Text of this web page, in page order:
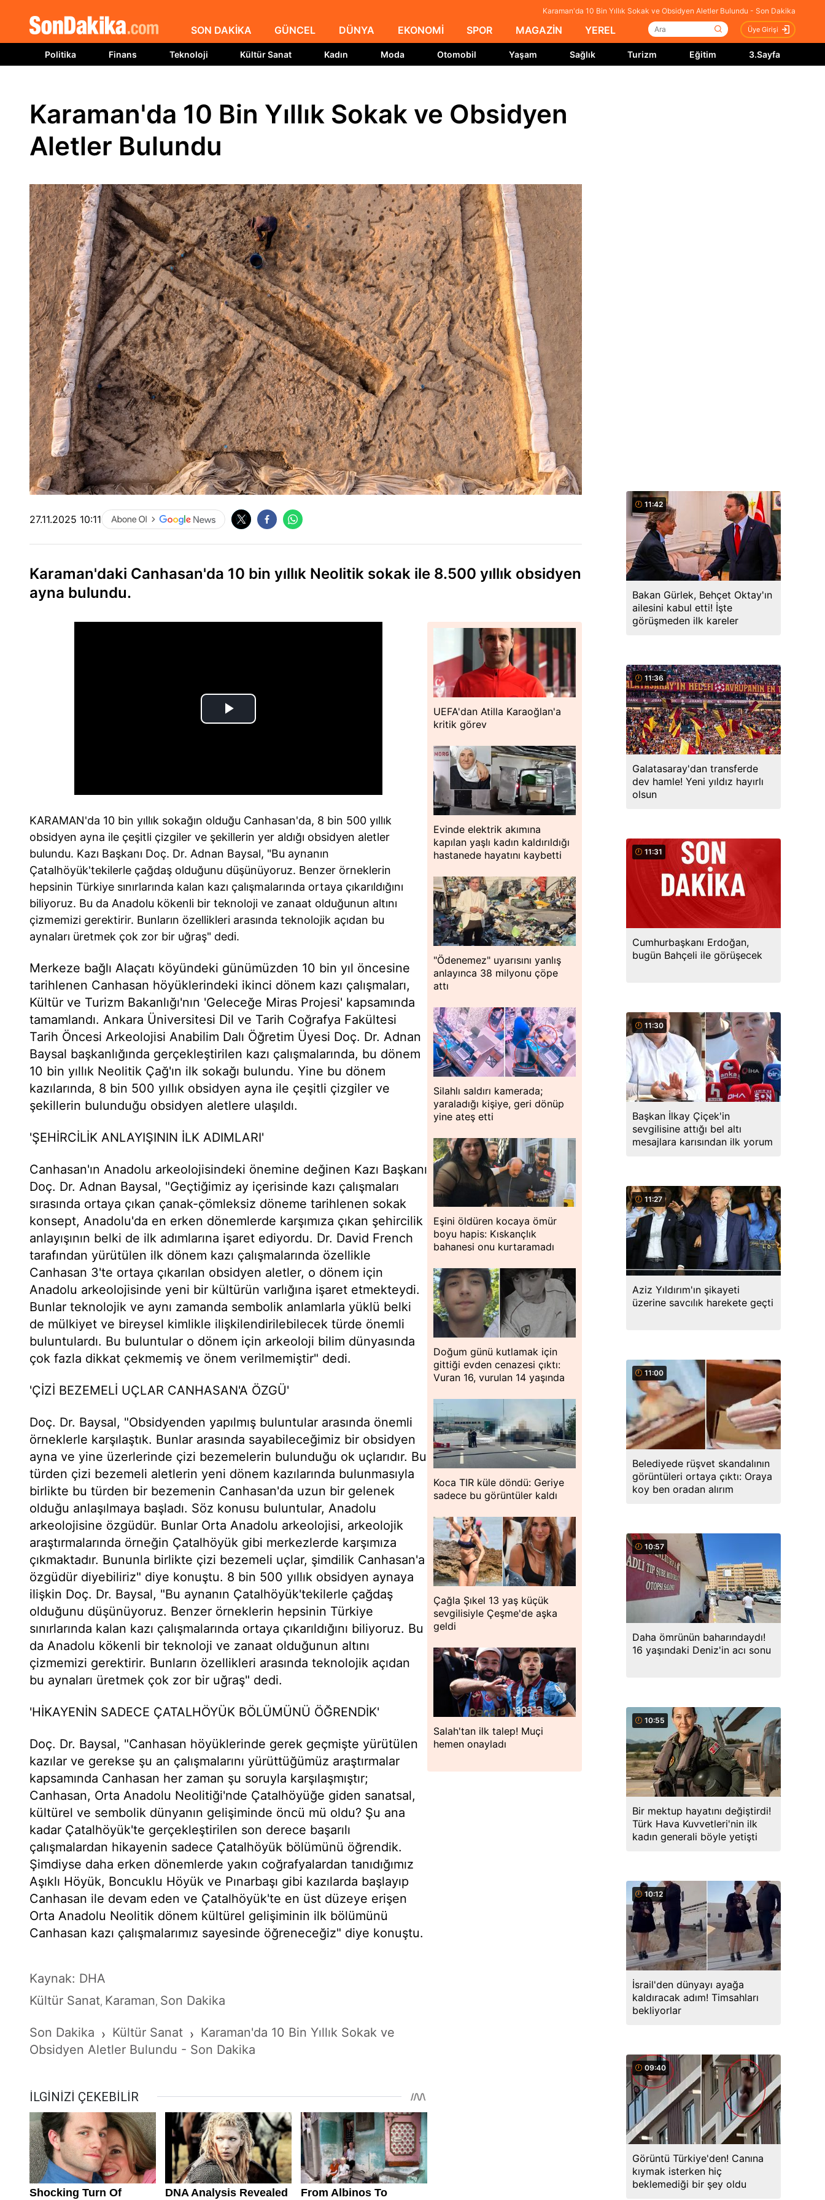
Karaman'da 10 Bin Yıllık Sokak ve Obsidyen Aletler Bulundu - Son Dakika
SON DAKİKA GÜNCEL DÜNYA EKONOMİ SPOR MAGAZİN YEREL Üye Girişi
Politika Finans Teknoloji Kültür Sanat Kadın Moda Otomobil Yaşam Sağlık Turizm Eğitim 3.Sayfa
Karaman'da 10 Bin Yıllık Sokak ve Obsidyen
Aletler Bulundu
27.11.2025 10:11
Karaman'daki Canhasan'da 10 bin yıllık Neolitik sokak ile 8.500 yıllık obsidyen
ayna bulundu.
KARAMAN'da 10 bin yıllık sokağın olduğu Canhasan'da, 8 bin 500 yıllık
obsidyen ayna ile çeşitli çizgiler ve şekillerin yer aldığı obsidyen aletler
bulundu. Kazı Başkanı Doç. Dr. Adnan Baysal, "Bu aynanın
Çatalhöyük'tekilerle çağdaş olduğunu düşünüyoruz. Benzer örneklerin
hepsinin Türkiye sınırlarında kalan kazı çalışmalarında ortaya çıkarıldığını
biliyoruz. Bu da Anadolu kökenli bir teknoloji ve zanaat olduğunun altını
çizmemizi gerektirir. Bunların özellikleri arasında teknolojik açıdan bu
aynaları üretmek çok zor bir uğraş" dedi.
Merkeze bağlı Alaçatı köyündeki günümüzden 10 bin yıl öncesine
tarihlenen Canhasan höyüklerindeki ikinci dönem kazı çalışmaları,
Kültür ve Turizm Bakanlığı'nın 'Geleceğe Miras Projesi' kapsamında
tamamlandı. Ankara Üniversitesi Dil ve Tarih Coğrafya Fakültesi
Tarih Öncesi Arkeolojisi Anabilim Dalı Öğretim Üyesi Doç. Dr. Adnan
Baysal başkanlığında gerçekleştirilen kazı çalışmalarında, bu dönem
10 bin yıllık Neolitik Çağ'ın ilk sokağı bulundu. Yine bu dönem
kazılarında, 8 bin 500 yıllık obsidyen ayna ile çeşitli çizgiler ve
şekillerin bulunduğu obsidyen aletlere ulaşıldı.
'ŞEHİRCİLİK ANLAYIŞININ İLK ADIMLARI'
Canhasan'ın Anadolu arkeolojisindeki önemine değinen Kazı Başkanı
Doç. Dr. Adnan Baysal, "Geçtiğimiz ay içerisinde kazı çalışmaları
sırasında ortaya çıkan çanak-çömleksiz döneme tarihlenen sokak
konsept, Anadolu'da en erken dönemlerde karşımıza çıkan şehircilik
anlayışının belki de ilk adımlarına işaret ediyordu. Dr. David French
tarafından yürütülen ilk dönem kazı çalışmalarında özellikle
Canhasan 3'te ortaya çıkarılan obsidyen aletler, o dönem için
Anadolu arkeolojisinde yeni bir kültürün varlığına işaret etmekteydi.
Bunlar teknolojik ve aynı zamanda sembolik anlamlarla yüklü belki
de mülkiyet ve bireysel kimlikle ilişkilendirilebilecek türde önemli
buluntulardı. Bu buluntular o dönem için arkeoloji bilim dünyasında
çok fazla dikkat çekmemiş ve önem verilmemiştir" dedi.
'ÇİZİ BEZEMELİ UÇLAR CANHASAN'A ÖZGÜ'
Doç. Dr. Baysal, "Obsidyenden yapılmış buluntular arasında önemli
örneklerle karşılaştık. Bunlar arasında sayabileceğimiz bir obsidyen
ayna ve yine üzerlerinde çizi bezemelerin bulunduğu ok uçlarıdır. Bu
türden çizi bezemeli aletlerin yeni dönem kazılarında bulunmasıyla
birlikte bu türden bir bezemenin Canhasan'da uzun bir gelenek
olduğu anlaşılmaya başladı. Söz konusu buluntular, Anadolu
arkeolojisine özgüdür. Bunlar Orta Anadolu arkeolojisi, arkeolojik
araştırmalarında örneğin Çatalhöyük gibi merkezlerde karşımıza
çıkmaktadır. Bununla birlikte çizi bezemeli uçlar, şimdilik Canhasan'a
özgüdür diyebiliriz" diye konuştu. 8 bin 500 yıllık obsidyen aynaya
ilişkin Doç. Dr. Baysal, "Bu aynanın Çatalhöyük'tekilerle çağdaş
olduğunu düşünüyoruz. Benzer örneklerin hepsinin Türkiye
sınırlarında kalan kazı çalışmalarında ortaya çıkarıldığını biliyoruz. Bu
da Anadolu kökenli bir teknoloji ve zanaat olduğunun altını
çizmemizi gerektirir. Bunların özellikleri arasında teknolojik açıdan
bu aynaları üretmek çok zor bir uğraş" dedi.
'HİKAYENİN SADECE ÇATALHÖYÜK BÖLÜMÜNÜ ÖĞRENDİK'
Doç. Dr. Baysal, "Canhasan höyüklerinde gerek geçmişte yürütülen
kazılar ve gerekse şu an çalışmalarını yürüttüğümüz araştırmalar
kapsamında Canhasan her zaman şu soruyla karşılaşmıştır;
Canhasan, Orta Anadolu Neolitiği'nde Çatalhöyüğe giden sanatsal,
kültürel ve sembolik dünyanın gelişiminde öncü mü oldu? Şu ana
kadar Çatalhöyük'te gerçekleştirilen son derece başarılı
çalışmalardan hikayenin sadece Çatalhöyük bölümünü öğrendik.
Şimdiyse daha erken dönemlerde yakın coğrafyalardan tanıdığımız
Aşıklı Höyük, Boncuklu Höyük ve Pınarbaşı gibi kazılarda başlayıp
Canhasan ile devam eden ve Çatalhöyük'te en üst düzeye erişen
Orta Anadolu Neolitik dönem kültürel gelişiminin ilk bölümünü
Canhasan kazı çalışmalarımız sayesinde öğreneceğiz" diye konuştu.
Kaynak: DHA
Kültür Sanat, Karaman, Son Dakika
Son Dakika › Kültür Sanat › Karaman'da 10 Bin Yıllık Sokak ve
Obsidyen Aletler Bulundu - Son Dakika
UEFA'dan Atilla Karaoğlan'a
kritik görev
Evinde elektrik akımına
kapılan yaşlı kadın kaldırıldığı
hastanede hayatını kaybetti
"Ödenemez" uyarısını yanlış
anlayınca 38 milyonu çöpe
attı
Silahlı saldırı kamerada;
yaraladığı kişiye, geri dönüp
yine ateş etti
Eşini öldüren kocaya ömür
boyu hapis: Kıskançlık
bahanesi onu kurtaramadı
Doğum günü kutlamak için
gittiği evden cenazesi çıktı:
Vuran 16, vurulan 14 yaşında
Koca TIR küle döndü: Geriye
sadece bu görüntüler kaldı
Çağla Şıkel 13 yaş küçük
sevgilisiyle Çeşme'de aşka
geldi
Salah'tan ilk talep! Muçi
hemen onayladı
11:42
Bakan Gürlek, Behçet Oktay'ın
ailesini kabul etti! İşte
görüşmeden ilk kareler
11:36
Galatasaray'dan transferde
dev hamle! Yeni yıldız hayırlı
olsun
11:31
Cumhurbaşkanı Erdoğan,
bugün Bahçeli ile görüşecek
11:30
Başkan İlkay Çiçek'in
sevgilisine attığı bel altı
mesajlara karısından ilk yorum
11:27
Aziz Yıldırım'ın şikayeti
üzerine savcılık harekete geçti
11:00
Belediyede rüşvet skandalının
görüntüleri ortaya çıktı: Oraya
koy ben oradan alırım
10:57
Daha ömrünün baharındaydı!
16 yaşındaki Deniz'in acı sonu
10:55
Bir mektup hayatını değiştirdi!
Türk Hava Kuvvetleri'nin ilk
kadın generali böyle yetişti
10:12
İsrail'den dünyayı ayağa
kaldıracak adım! Timsahları
bekliyorlar
09:40
Görüntü Türkiye'den! Canına
kıymak isterken hiç
beklemediği bir şey oldu